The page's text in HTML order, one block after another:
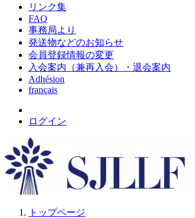
リンク集
FAQ
事務局より
発送物などのお知らせ
会員登録情報の変更
入会案内（兼再入会）・退会案内
Adhésion
français
ログイン
トップページ